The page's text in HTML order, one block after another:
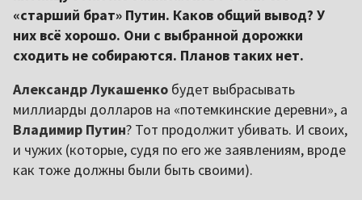
«старший брат» Путин. Каков общий вывод? У
них всё хорошо. Они с выбранной дорожки
сходить не собираются. Планов таких нет.
Александр Лукашенко будет выбрасывать
миллиарды долларов на «потемкинские деревни», а
Владимир Путин? Тот продолжит убивать. И своих,
и чужих (которые, судя по его же заявлениям, вроде
как тоже должны были быть своими).